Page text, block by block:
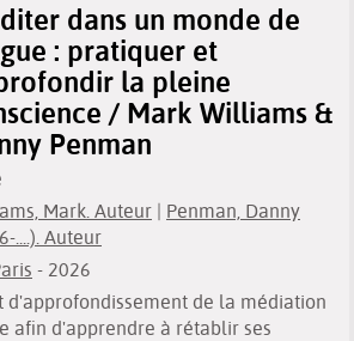
dans un monde de
: pratiquer et
la pleine
/ Mark Williams &
Penman
Mark. Auteur | Penman, Danny
....). Auteur
- 2026
d'approfondissement de la médiation
afin d'apprendre à rétablir ses